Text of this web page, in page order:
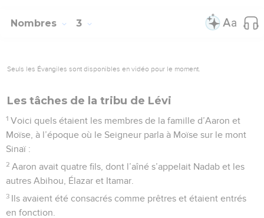
Nombres 3
Seuls les Évangiles sont disponibles en vidéo pour le moment.
Les tâches de la tribu de Lévi
1 Voici quels étaient les membres de la famille d’Aaron et
Moïse, à l’époque où le Seigneur parla à Moïse sur le mont
Sinaï :
2 Aaron avait quatre fils, dont l’aîné s’appelait Nadab et les
autres Abihou, Élazar et Itamar.
3 Ils avaient été consacrés comme prêtres et étaient entrés
en fonction.